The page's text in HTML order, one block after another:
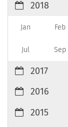
2018
Jan Feb
Jul Sep
2017
2016
2015